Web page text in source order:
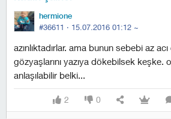
hermione
#36611 · 15.07.2016 01:12 ~
azınlıktadırlar. ama bunun sebebi az
gözyaşlarını yazıya dökebilsek keşke.
anlaşılabilir belki...
2 0